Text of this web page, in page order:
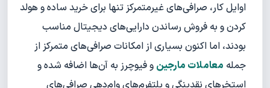
اوایل کار، صرافی‌های غیرمتمرکز تنها برای خرید ساده و هولد
کردن و به فروش رساندن دارایی‌های دیجیتال مناسب
بودند، اما اکنون بسیاری از امکانات صرافی‌های متمرکز از
جمله معاملات مارجین و فیوچرز به آن‌ها اضافه شده و
استخرهای نقدینگی و پلتفرم‌های وام‌دهی صرافی‌های